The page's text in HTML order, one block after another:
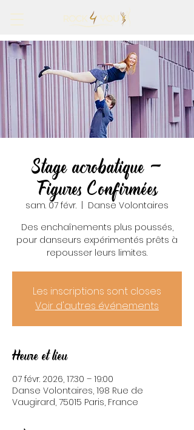
Stage acrobatique -
Figures Confirmées
sam. 07 févr.
Danse Volontaires
Des enchaînements plus poussés,
pour danseurs expérimentés prêts à
repousser leurs limites.
Les inscriptions sont closes
Voir d'autres événements
Heure et lieu
07 févr. 2026, 17:30 – 19:00
Danse Volontaires, 198 Rue de
Vaugirard, 75015 Paris, France